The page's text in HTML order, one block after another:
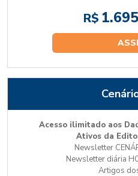
R$
Acesso ilimitado aos
Ativos da
Newsletter
Newsletter diária
Artigos